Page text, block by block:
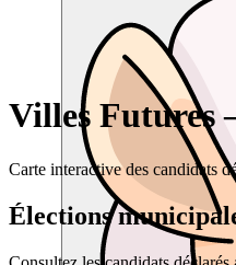
Villes Futures
Carte interactive des candidats
Élections